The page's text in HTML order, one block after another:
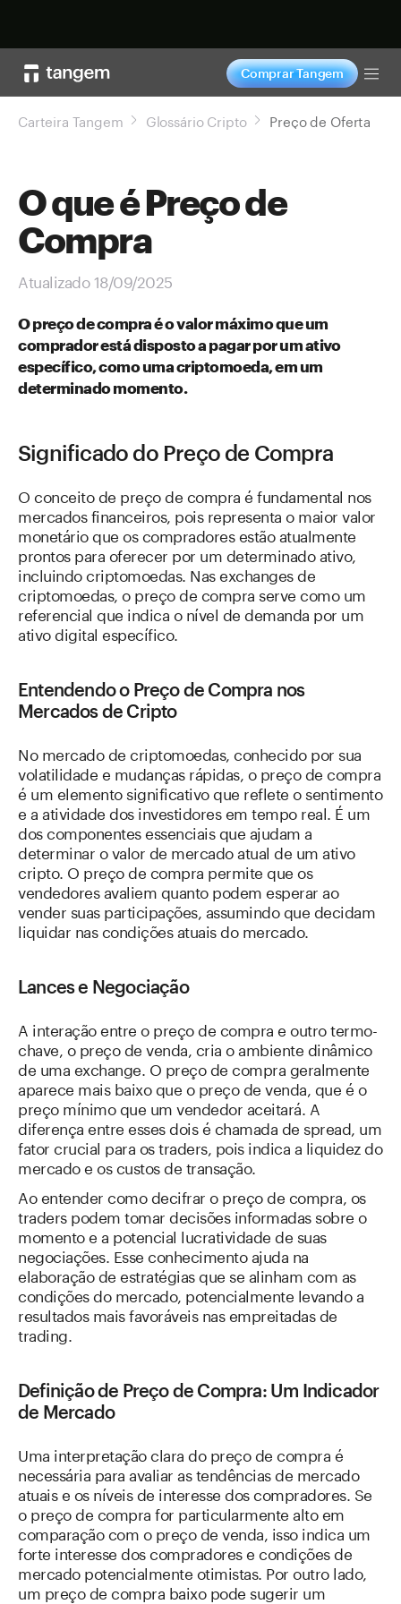
Comprar Tangem
Carteira Tangem Glossário Cripto Preço de Oferta
O que é Preço de
Compra
Atualizado 18/09/2025
O preço de compra é o valor máximo que um
comprador está disposto a pagar por um ativo
específico, como uma criptomoeda, em um
determinado momento.
Significado do Preço de Compra
O conceito de preço de compra é fundamental nos
mercados financeiros, pois representa o maior valor
monetário que os compradores estão atualmente
prontos para oferecer por um determinado ativo,
incluindo criptomoedas. Nas exchanges de
criptomoedas, o preço de compra serve como um
referencial que indica o nível de demanda por um
ativo digital específico.
Entendendo o Preço de Compra nos
Mercados de Cripto
No mercado de criptomoedas, conhecido por sua
volatilidade e mudanças rápidas, o preço de compra
é um elemento significativo que reflete o sentimento
e a atividade dos investidores em tempo real. É um
dos componentes essenciais que ajudam a
determinar o valor de mercado atual de um ativo
cripto. O preço de compra permite que os
vendedores avaliem quanto podem esperar ao
vender suas participações, assumindo que decidam
liquidar nas condições atuais do mercado.
Lances e Negociação
A interação entre o preço de compra e outro termo-
chave, o preço de venda, cria o ambiente dinâmico
de uma exchange. O preço de compra geralmente
aparece mais baixo que o preço de venda, que é o
preço mínimo que um vendedor aceitará. A
diferença entre esses dois é chamada de spread, um
fator crucial para os traders, pois indica a liquidez do
mercado e os custos de transação.
Ao entender como decifrar o preço de compra, os
traders podem tomar decisões informadas sobre o
momento e a potencial lucratividade de suas
negociações. Esse conhecimento ajuda na
elaboração de estratégias que se alinham com as
condições do mercado, potencialmente levando a
resultados mais favoráveis nas empreitadas de
trading.
Definição de Preço de Compra: Um Indicador
de Mercado
Uma interpretação clara do preço de compra é
necessária para avaliar as tendências de mercado
atuais e os níveis de interesse dos compradores. Se
o preço de compra for particularmente alto em
comparação com o preço de venda, isso indica um
forte interesse dos compradores e condições de
mercado potencialmente otimistas. Por outro lado,
um preço de compra baixo pode sugerir um